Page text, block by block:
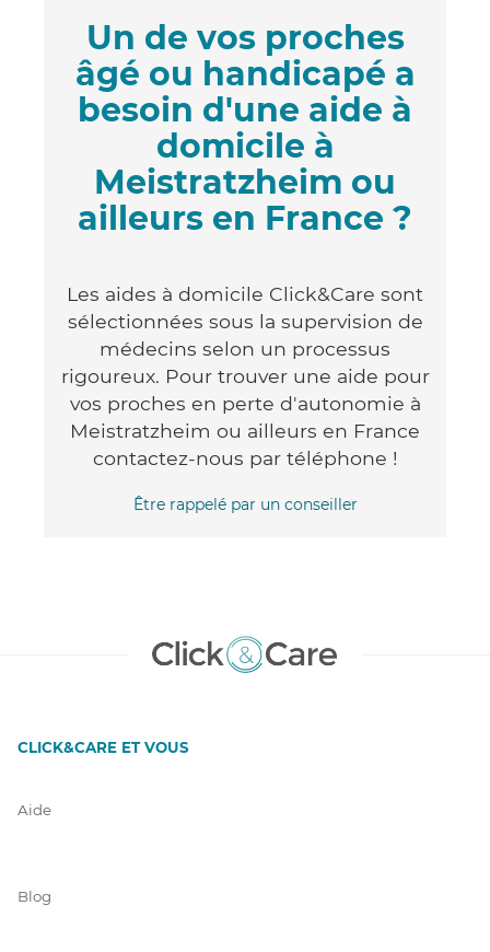
Un de vos proches
âgé ou handicapé a
besoin d'une aide à
domicile à
Meistratzheim ou
ailleurs en France ?
Les aides à domicile Click&Care sont
sélectionnées sous la supervision de
médecins selon un processus
rigoureux. Pour trouver une aide pour
vos proches en perte d'autonomie à
Meistratzheim ou ailleurs en France
contactez-nous par téléphone !
Être rappelé par un conseiller
CLICK&CARE ET VOUS
Aide
Blog